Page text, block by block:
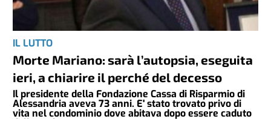
IL LUTTO
Morte Mariano: sarà l’autopsia, eseguita
ieri, a chiarire il perché del decesso
Il presidente della Fondazione Cassa di Risparmio di
Alessandria aveva 73 anni. E' stato trovato privo di
vita nel condominio dove abitava dopo essere caduto